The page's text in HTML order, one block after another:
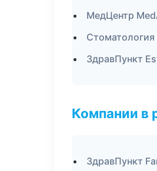
МедЦентр
ЗдравПункт
Компании в
ЗдравПункт